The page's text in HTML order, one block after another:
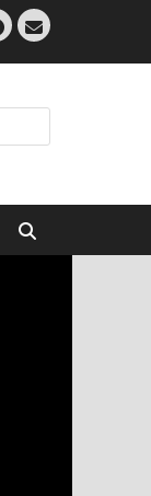
Facebook
E-
Mail